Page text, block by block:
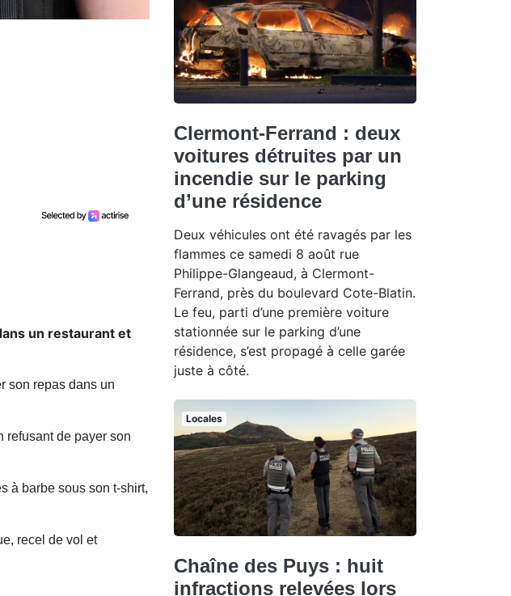
un restaurant et
son repas dans un
refusant de payer son
à barbe sous son t-shirt,
recel de vol et
Clermont-Ferrand : deux
voitures détruites par un
incendie sur le parking
d’une résidence
Deux véhicules ont été ravagés par les
flammes ce samedi 8 août rue
Philippe-Glangeaud, à Clermont-
Ferrand, près du boulevard Cote-Blatin.
Le feu, parti d’une première voiture
stationnée sur le parking d’une
résidence, s’est propagé à celle garée
juste à côté.
Locales
Chaîne des Puys : huit
infractions relevées lors